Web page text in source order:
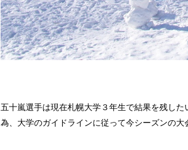
五十嵐選手は現在札幌大学３年生で結果を残し
為、大学のガイドラインに従って今シーズンの大